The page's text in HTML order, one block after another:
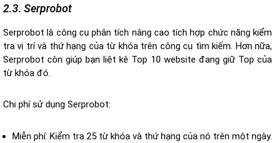
2.3. Serprobot
Serprobot là công cụ phân tích nâng cao tích hợp chức năng kiểm
tra vị trí và thứ hạng của từ khóa trên công cụ tìm kiếm. Hơn nữa,
Serprobot còn giúp bạn liệt kê Top 10 website đang giữ Top của
từ khóa đó.
Chi phí sử dụng Serprobot:
Miễn phí: Kiểm tra 25 từ khóa và thứ hạng của nó trên một ngày.